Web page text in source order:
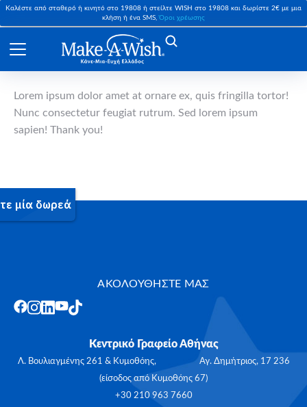
Καλέστε από σταθερό ή κινητό στο 19808 ή στείλτε WISH στο 19808 και δωρίστε 2€ με μια
κλήση ή ένα SMS,Όροι χρέωσης
Lorem ipsum dolor amet at ornare ex, quis fringilla tortor!
Nunc consectetur feugiat rutrum. Sed lorem ipsum
sapien! Thank you!
ΑΚΟΛΟΥΘΗΣΤΕ ΜΑΣ
Κεντρικό Γραφείο Αθήνας
Λ. Βουλιαγμένης 261 & Κυμοθόης, Αγ. Δημήτριος, 17 236
(είσοδος από Κυμοθόης 67)
+30 210 963 7660